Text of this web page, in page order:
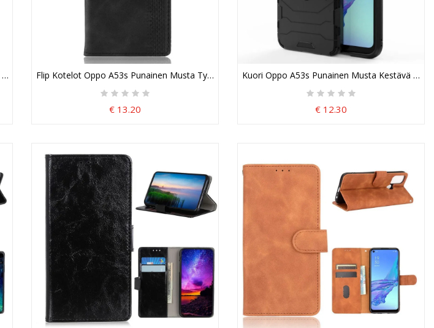
Suojakuori
Flip Kotelot Oppo A53s Punainen Musta Tyylitelty Vintage-Nahkaefekti Suojakuori
€ 13.20
Kuori Oppo A53s Punainen Musta Kestävä
€ 12.30